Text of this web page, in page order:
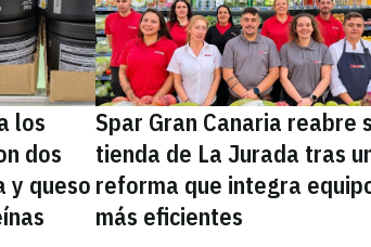
los
dos
y queso
Spar Gran Canaria reabre
tienda de La Jurada tras
reforma que integra
más eficientes